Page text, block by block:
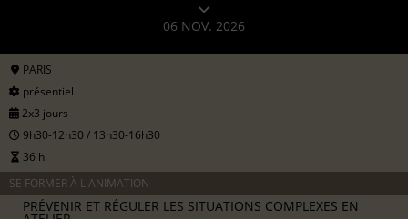
06 NOV. 2026
PARIS
présentiel
2x3 jours
9h30-12h30 / 13h30-16h30
36 h.
SE FORMER À L'ANIMATION
PRÉVENIR ET RÉGULER LES SITUATIONS COMPLEXES EN